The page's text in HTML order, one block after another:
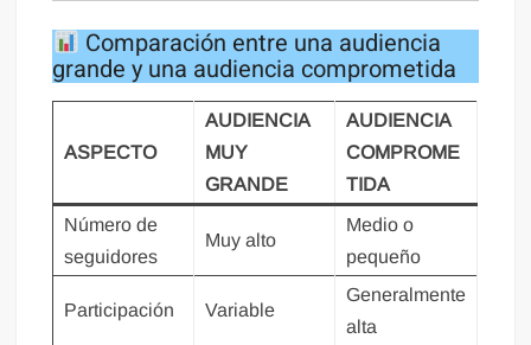
Comparación entre una audiencia
grande y una audiencia comprometida
ASPECTO
AUDIENCIA
MUY
GRANDE
AUDIENCIA
COMPROME
TIDA
Número de
seguidores
Muy alto
Medio o
pequeño
Participación Variable
Generalmente
alta